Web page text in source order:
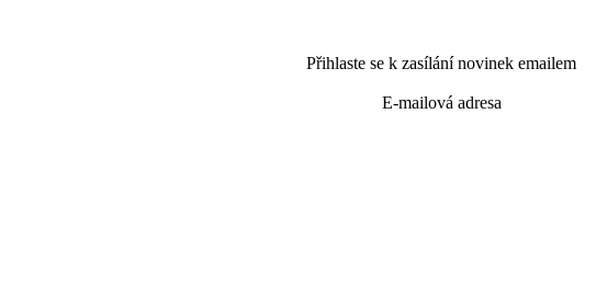
Přihlaste se k zasílání novinek emailem
E-mailová adresa